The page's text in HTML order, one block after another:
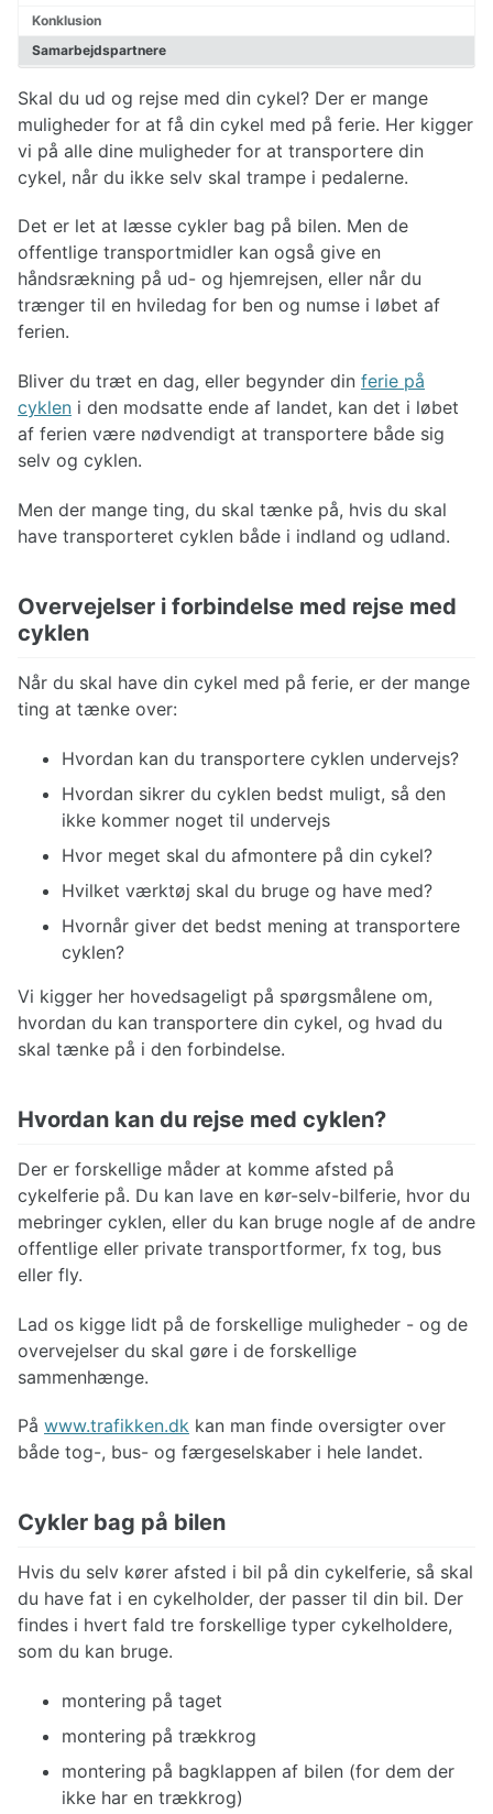
Konklusion
Samarbejdspartnere
Skal du ud og rejse med din cykel? Der er mange
muligheder for at få din cykel med på ferie. Her kigger
vi på alle dine muligheder for at transportere din
cykel, når du ikke selv skal trampe i pedalerne.
Det er let at læsse cykler bag på bilen. Men de
offentlige transportmidler kan også give en
håndsrækning på ud- og hjemrejsen, eller når du
trænger til en hviledag for ben og numse i løbet af
ferien.
Bliver du træt en dag, eller begynder din ferie på
cyklen i den modsatte ende af landet, kan det i løbet
af ferien være nødvendigt at transportere både sig
selv og cyklen.
Men der mange ting, du skal tænke på, hvis du skal
have transporteret cyklen både i indland og udland.
Overvejelser i forbindelse med rejse med
cyklen
Når du skal have din cykel med på ferie, er der mange
ting at tænke over:
Hvordan kan du transportere cyklen undervejs?
Hvordan sikrer du cyklen bedst muligt, så den
ikke kommer noget til undervejs
Hvor meget skal du afmontere på din cykel?
Hvilket værktøj skal du bruge og have med?
Hvornår giver det bedst mening at transportere
cyklen?
Vi kigger her hovedsageligt på spørgsmålene om,
hvordan du kan transportere din cykel, og hvad du
skal tænke på i den forbindelse.
Hvordan kan du rejse med cyklen?
Der er forskellige måder at komme afsted på
cykelferie på. Du kan lave en kør-selv-bilferie, hvor du
mebringer cyklen, eller du kan bruge nogle af de andre
offentlige eller private transportformer, fx tog, bus
eller fly.
Lad os kigge lidt på de forskellige muligheder - og de
overvejelser du skal gøre i de forskellige
sammenhænge.
På www.trafikken.dk kan man finde oversigter over
både tog-, bus- og færgeselskaber i hele landet.
Cykler bag på bilen
Hvis du selv kører afsted i bil på din cykelferie, så skal
du have fat i en cykelholder, der passer til din bil. Der
findes i hvert fald tre forskellige typer cykelholdere,
som du kan bruge.
montering på taget
montering på trækkrog
montering på bagklappen af bilen (for dem der
ikke har en trækkrog)